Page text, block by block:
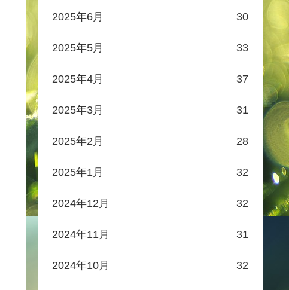
2025年6月 30
2025年5月 33
2025年4月 37
2025年3月 31
2025年2月 28
2025年1月 32
2024年12月 32
2024年11月 31
2024年10月 32